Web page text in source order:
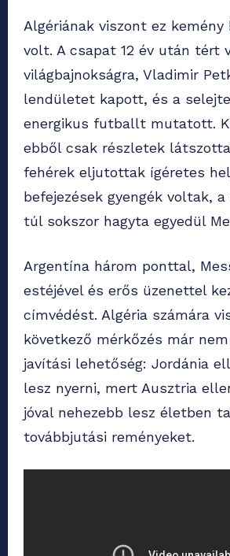
Algériának viszont ez kemény
volt. A csapat 12 év után tért
világbajnokságra, Vladimir
lendületet kapott, és a
energikus futballt mutatott.
ebből csak részletek
fehérek eljutottak ígéretes
befejezések gyengék voltak,
túl sokszor hagyta egyedül
Argentína három ponttal,
estéjével és erős üzenettel
címvédést. Algéria számára
következő mérkőzés már
javítási lehetőség: Jordánia
lesz nyerni, mert Ausztria
jóval nehezebb lesz életben
továbbjutási reményeket.